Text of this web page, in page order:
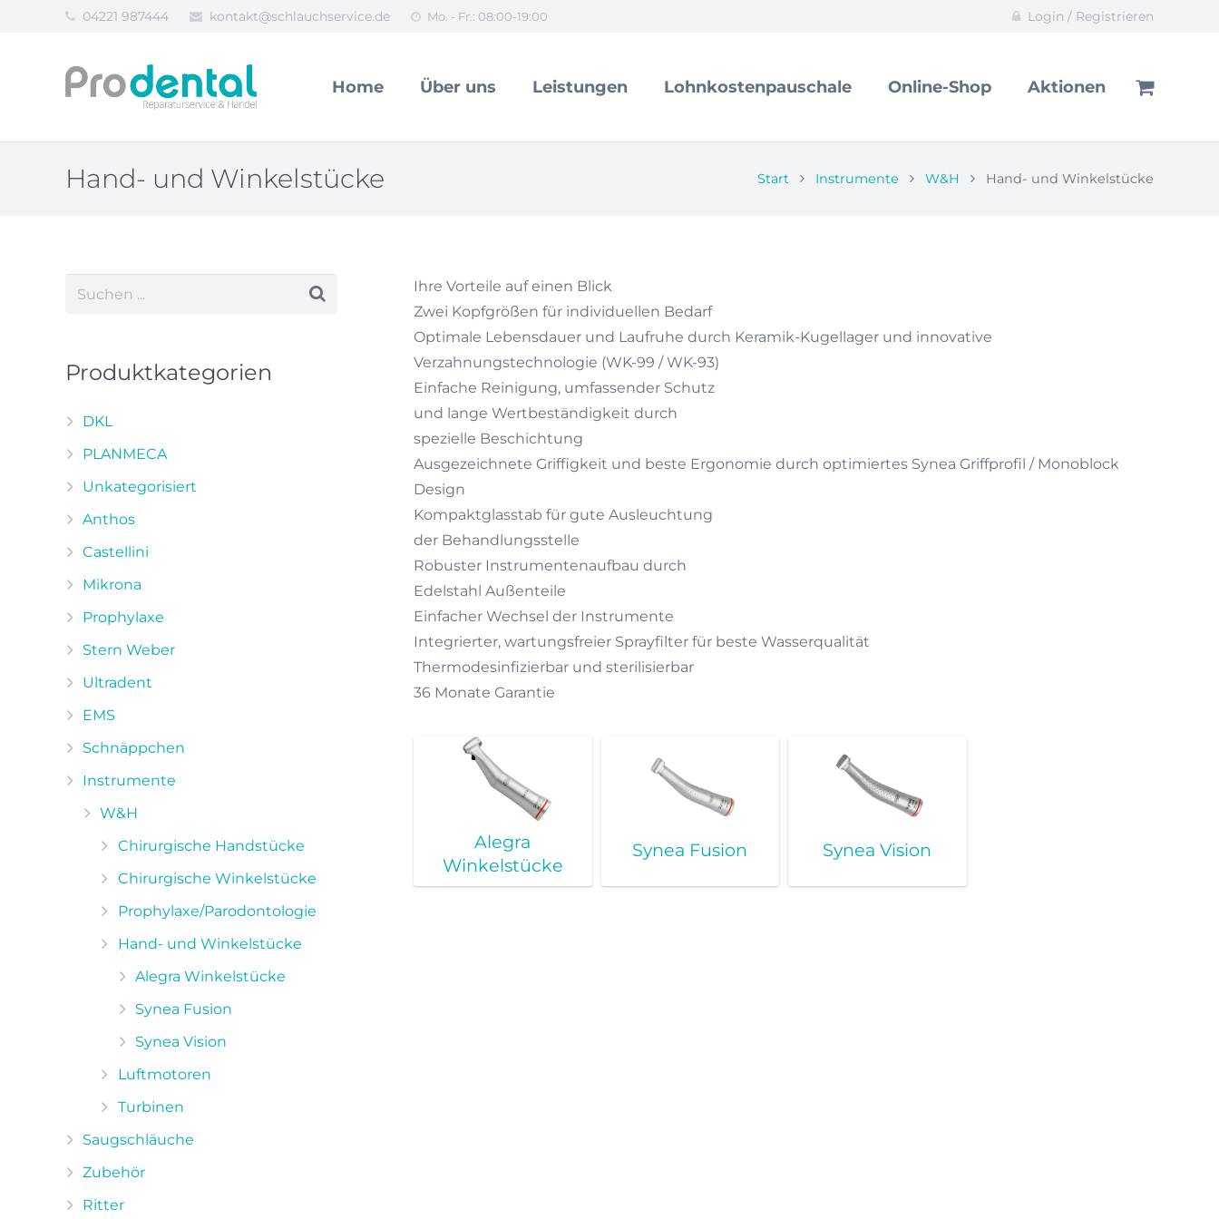
04221 987444 kontakt@schlauchservice.de Mo. - Fr.: 08:00-19:00 Login / Registrieren
Home Über uns Leistungen Lohnkostenpauschale Online-Shop Aktionen
Hand- und Winkelstücke Start Instrumente W&H Hand- und Winkelstücke
Ihre Vorteile auf einen Blick
Zwei Kopfgrößen für individuellen Bedarf
Optimale Lebensdauer und Laufruhe durch Keramik-Kugellager und innovative
Verzahnungstechnologie (WK-99 / WK-93)
Einfache Reinigung, umfassender Schutz
und lange Wertbeständigkeit durch
spezielle Beschichtung
Ausgezeichnete Griffigkeit und beste Ergonomie durch optimiertes Synea Griffprofil / Monoblock
Design
Kompaktglasstab für gute Ausleuchtung
der Behandlungsstelle
Robuster Instrumentenaufbau durch
Edelstahl Außenteile
Einfacher Wechsel der Instrumente
Integrierter, wartungsfreier Sprayfilter für beste Wasserqualität
Thermodesinfizierbar und sterilisierbar
36 Monate Garantie
Alegra
Winkelstücke
Synea Fusion Synea Vision
Produktkategorien
DKL
PLANMECA
Unkategorisiert
Anthos
Castellini
Mikrona
Prophylaxe
Stern Weber
Ultradent
EMS
Schnäppchen
Instrumente
W&H
Chirurgische Handstücke
Chirurgische Winkelstücke
Prophylaxe/Parodontologie
Hand- und Winkelstücke
Alegra Winkelstücke
Synea Fusion
Synea Vision
Luftmotoren
Turbinen
Saugschläuche
Zubehör
Ritter